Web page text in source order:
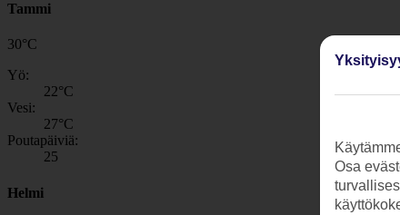
Tammi
30°C
Yö:
22°C
Vesi:
27°C
Poutapäiviä:
25
Helmi
Osa